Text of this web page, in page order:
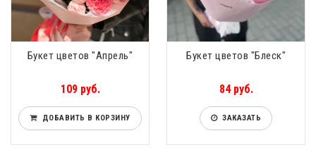
Букет цветов "Апрель"
109 руб.
ДОБАВИТЬ В КОРЗИНУ
Букет цветов "Блеск"
84 руб.
ЗАКАЗАТЬ